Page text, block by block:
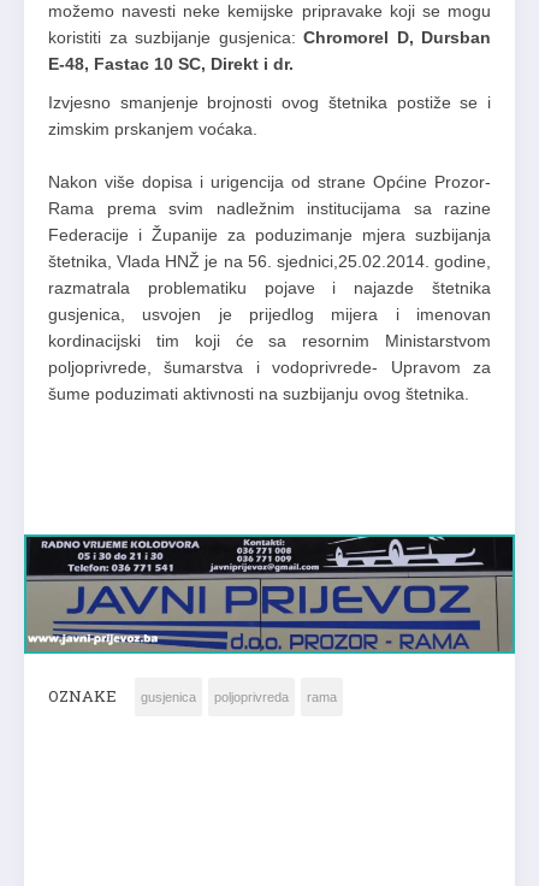
možemo navesti neke kemijske pripravake koji se mogu
koristiti za suzbijanje gusjenica: Chromorel D, Dursban
E-48, Fastac 10 SC, Direkt i dr.
Izvjesno smanjenje brojnosti ovog štetnika postiže se i
zimskim prskanjem voćaka.
Nakon više dopisa i urigencija od strane Općine Prozor-
Rama prema svim nadležnim institucijama sa razine
Federacije i Županije za poduzimanje mjera suzbijanja
štetnika, Vlada HNŽ je na 56. sjednici,25.02.2014. godine,
razmatrala problematiku pojave i najazde štetnika
gusjenica, usvojen je prijedlog mijera i imenovan
kordinacijski tim koji će sa resornim Ministarstvom
poljoprivrede, šumarstva i vodoprivrede- Upravom za
šume poduzimati aktivnosti na suzbijanju ovog štetnika.
OZNAKE gusjenica poljoprivreda rama